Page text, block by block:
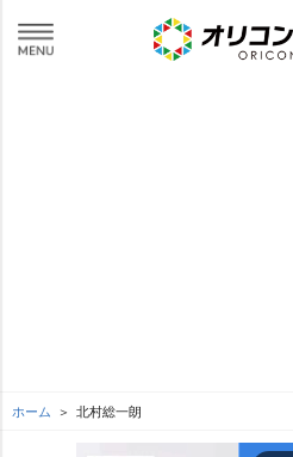
ホーム 北村総一朗